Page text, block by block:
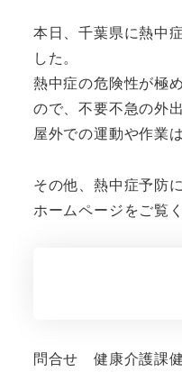
本日、千葉県に熱中
した。
熱中症の危険性が極
ので、不要不急の外出
屋外での運動や作業
その他、熱中症予防
ホームページをご覧
問合せ 健康介護課